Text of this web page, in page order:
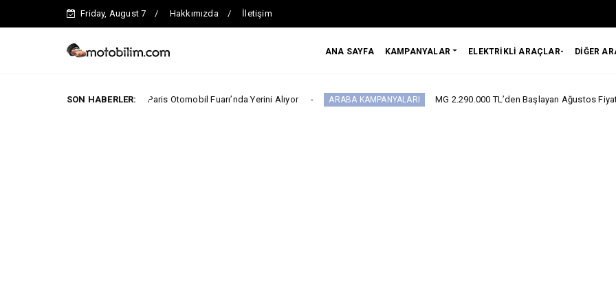
Friday, August 7 Hakkımızda İletişim
ANA SAYFA KAMPANYALAR ELEKTRİKLİ ARAÇLAR- DİĞER
SON HABERLER:
İlk Kez 2026 Paris Otomobil Fuarı’nda Yerini Alıyor ARABA KAMPANYALARI MG 2.290.000 TL’den Başlayan Ağustos Fiyatlarını Duyurdu